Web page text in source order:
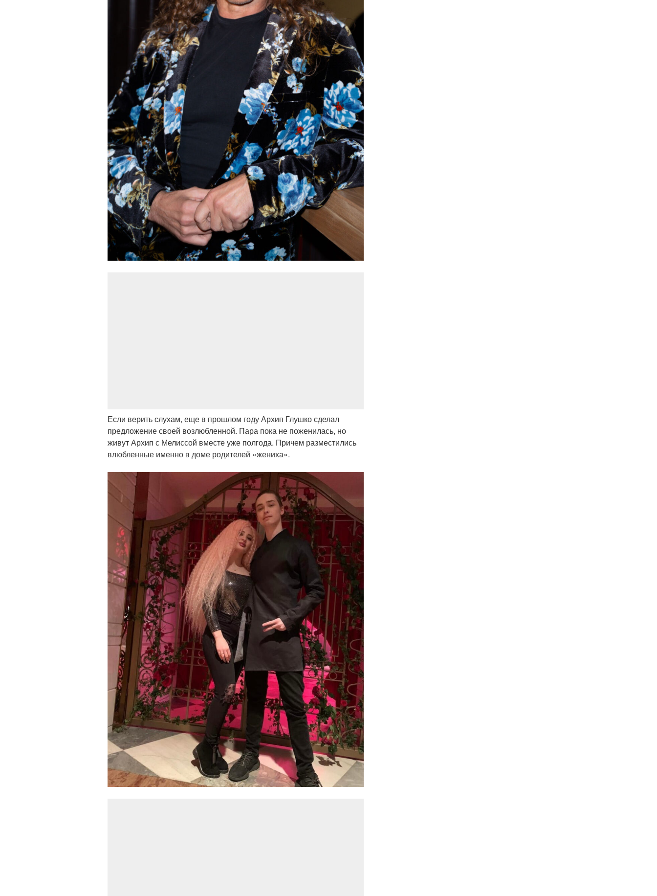
Если верить слухам, еще в прошлом году Архип Глушко сделал
предложение своей возлюбленной. Пара пока не поженилась, но
живут Архип с Мелиссой вместе уже полгода. Причем разместились
влюбленные именно в доме родителей «жениха».